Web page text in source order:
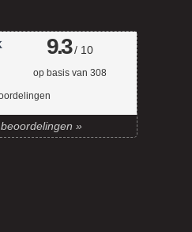
9.3/ 10
op basis van 308
»